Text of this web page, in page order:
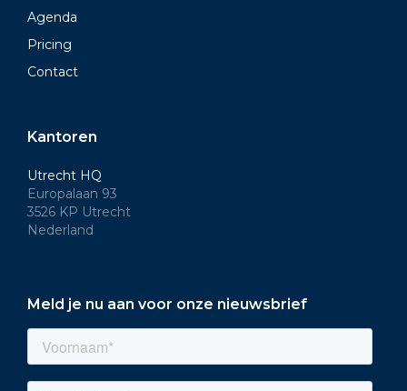
Agenda
Pricing
Contact
Kantoren
Utrecht HQ
Europalaan 93
3526 KP Utrecht
Nederland
Meld je nu aan voor onze nieuwsbrief